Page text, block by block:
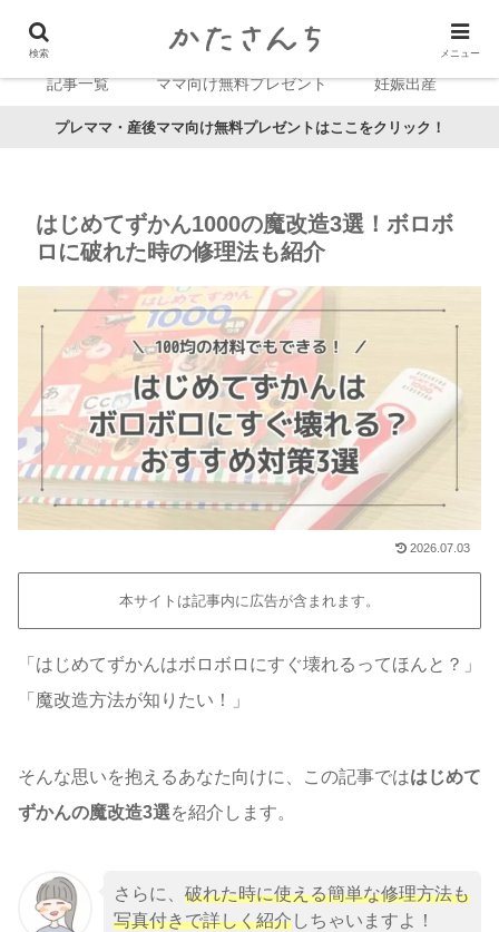
記事一覧 ママ向け無料プレゼント 妊娠出産
プレママ・産後ママ向け無料プレゼントはここをクリック！
はじめてずかん1000の魔改造3選！ボロボ
ロに破れた時の修理法も紹介
2026.07.03
本サイトは記事内に広告が含まれます。
「はじめてずかんはボロボロにすぐ壊れるってほんと？」
「魔改造方法が知りたい！」
そんな思いを抱えるあなた向けに、この記事でははじめて
ずかんの魔改造3選を紹介します。
さらに、 破れた時に使える簡単な修理方法も
写真付きで詳しく紹介しちゃいますよ！
検索 メニュー